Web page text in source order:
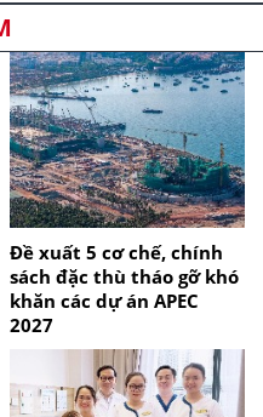
Đề xuất 5 cơ chế, chính
sách đặc thù tháo gỡ khó
khăn các dự án APEC
2027